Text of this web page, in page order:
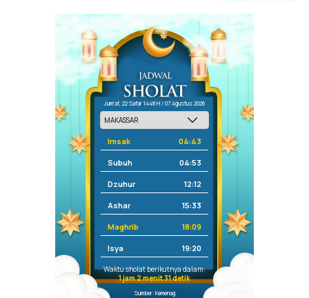
Jum'at, 22 Safar 1448 H / 07 Agustus 2026
Imsak 04:43
Subuh 04:53
Dzuhur 12:12
Ashar 15:33
Maghrib 18:09
Isya 19:20
Waktu sholat berikutnya dalam:
1 jam 2 menit 31 detik
Sumber: Kemenag